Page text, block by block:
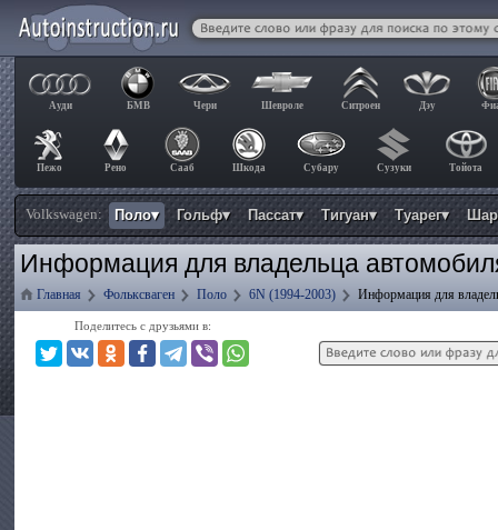
Ауди БМВ Чери Шевроле Ситроен Дэу
Пежо Рено Сааб Шкода Субару Сузуки Тойота
Volkswagen: Поло▾ Гольф▾ Пассат▾ Тигуан▾ Туарег▾
Информация для владельца
Главная Фольксваген Поло 6N (1994-2003) Информация для
Поделитесь с друзьями в: